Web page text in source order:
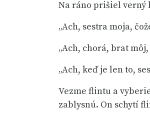
Na ráno prišiel verný
„Ach, sestra moja,
„Ach, chorá, brat
„Ach, keď je len to,
Vezme flintu a
zablysnú. On schytí